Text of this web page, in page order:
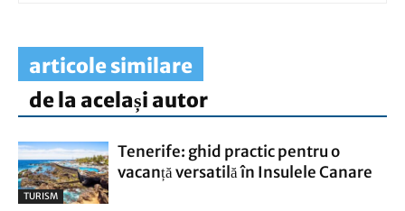
articole similare
de la același autor
TURISM
Tenerife: ghid practic pentru o
vacanță versatilă în Insulele Canare